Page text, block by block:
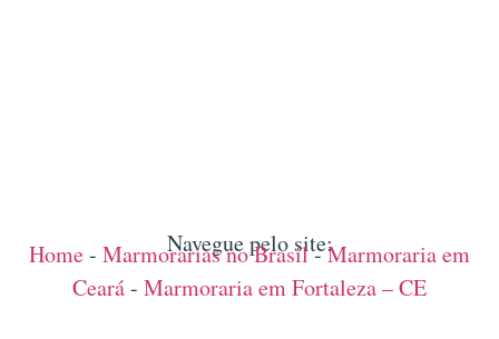
Navegue pelo site:
Home- Marmorarias no Brasil-Marmoraria em
Ceará- Marmoraria em Fortaleza – CE